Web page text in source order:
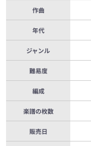
作曲
年代
ジャンル
難易度
編成
楽譜の枚数
販売日